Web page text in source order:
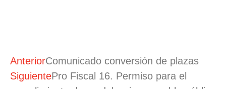
AnteriorComunicado conversión de plazas
SiguientePro Fiscal 16. Permiso para el